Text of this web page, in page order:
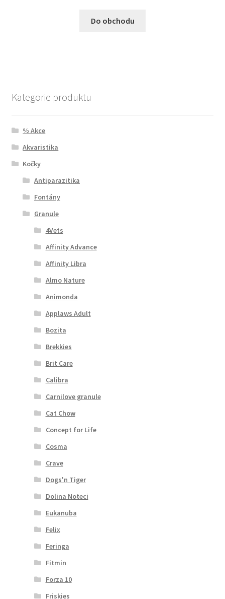
Do obchodu
Kategorie produktu
% Akce
Akvaristika
Kočky
Antiparazitika
Fontány
Granule
4Vets
Affinity Advance
Affinity Libra
Almo Nature
Animonda
Applaws Adult
Bozita
Brekkies
Brit Care
Calibra
Carnilove granule
Cat Chow
Concept for Life
Cosma
Crave
Dogs'n Tiger
Dolina Noteci
Eukanuba
Felix
Feringa
Fitmin
Forza 10
Friskies